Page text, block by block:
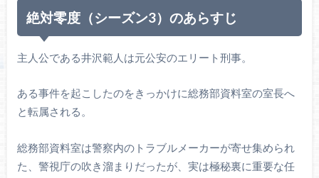
絶対零度（シーズン3）のあらすじ
主人公である井沢範人は元公安のエリート刑事。
ある事件を起こしたのをきっかけに総務部資料室の室長へ
と転属される。
総務部資料室は警察内のトラブルメーカーが寄せ集められ
た、警視庁の吹き溜まりだったが、実は極秘裏に重要な任